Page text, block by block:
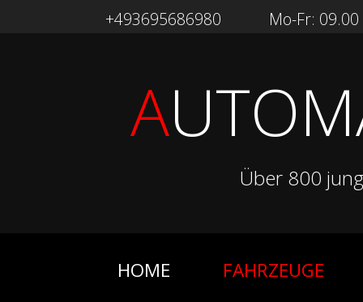
+493695686980 Mo-Fr:
A
Über 800
HOME
FAHRZEUGE